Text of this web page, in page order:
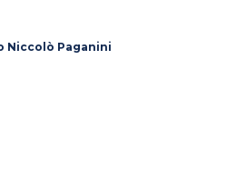
Niccolò Paganini